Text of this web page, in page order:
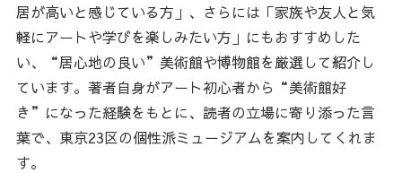
居が高いと感じている方」、さらには「家族や友人と気
軽にアートや学びを楽しみたい方」にもおすすめした
い、“居心地の良い”美術館や博物館を厳選して紹介し
ています。著者自身がアート初心者から“美術館好
き”になった経験をもとに、読者の立場に寄り添った言
葉で、東京23区の個性派ミュージアムを案内してくれま
す。